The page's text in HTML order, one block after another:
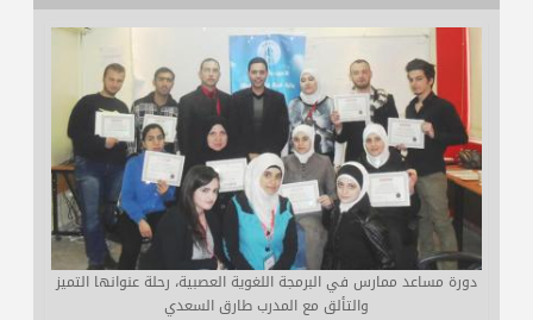
دورة مساعد ممارس في البرمجة اللغوية العصبية، رحلة عنوانها التميز
والتألق مع المدرب طارق السعدي